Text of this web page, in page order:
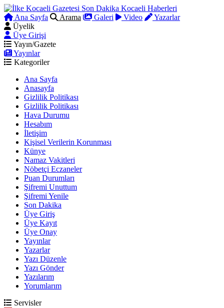
Ana Sayfa Arama Galeri Video
Yazarlar
Üyelik
Üye Girişi
Yayın/Gazete
Yayınlar
Kategoriler
Ana Sayfa
Anasayfa
Gizlilik Politikası
Gizlilik Politikası
Hava Durumu
Hesabım
İletişim
Kişisel Verilerin Korunması
Künye
Namaz Vakitleri
Nöbetçi Eczaneler
Puan Durumları
Şifremi Unuttum
Şifremi Yenile
Son Dakika
Üye Giriş
Üye Kayıt
Üye Onay
Yayınlar
Yazarlar
Yazı Düzenle
Yazı Gönder
Yazılarım
Yorumlarım
Servisler